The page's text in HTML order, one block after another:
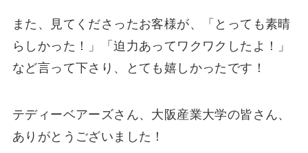
また、見てくださったお客様が、「とっても素晴
らしかった！」「迫力あってワクワクしたよ！」
など言って下さり、とても嬉しかったです！
テディーベアーズさん、大阪産業大学の皆さん、
ありがとうございました！